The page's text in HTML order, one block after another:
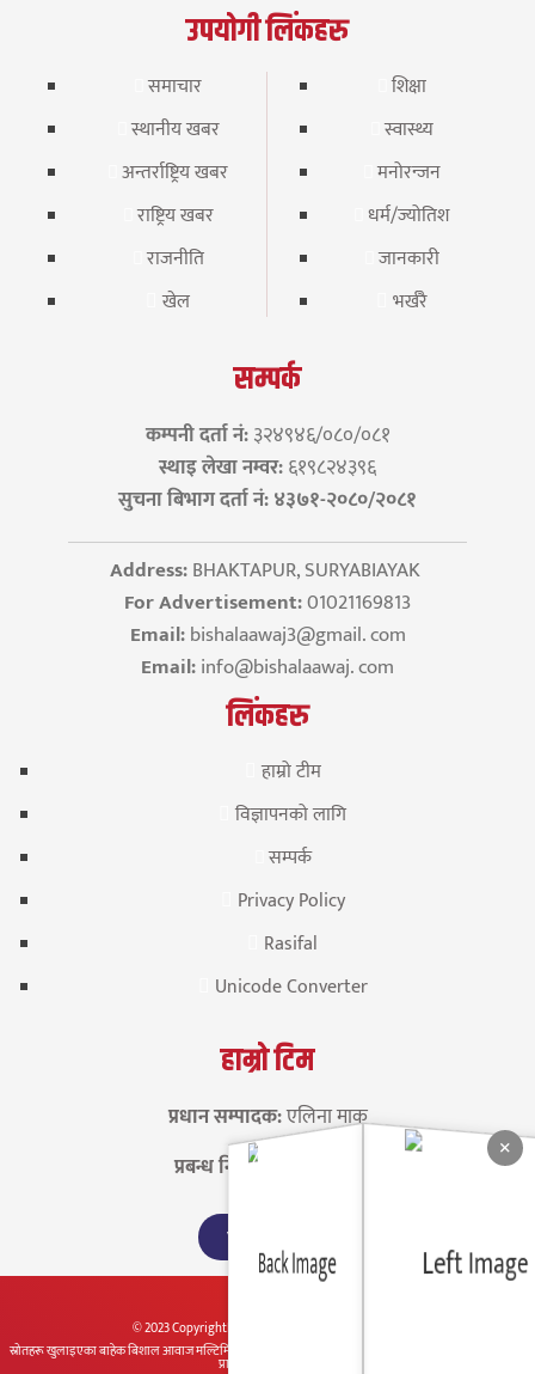
×
उपयोगी लिंकहरु
समाचार
स्थानीय खबर
अन्तर्राष्ट्रिय खबर
राष्ट्रिय खबर
राजनीति
खेल
शिक्षा
स्वास्थ्य
मनोरन्जन
धर्म/ज्योतिश
जानकारी
भर्खरै
सम्पर्क
कम्पनी दर्ता नं:३२४९४६/०८०/०८१
स्थाइ लेखा नम्वर:६१९८२४३९६
सुचना बिभाग दर्ता नं: ४३७१-२०८०/२०८१
Address:BHAKTAPUR, SURYABIAYAK
For Advertisement:01021169813
Email:bishalaawaj3@gmail. com
Email:info@bishalaawaj. com
लिंकहरु
हाम्रो टीम
विज्ञापनको लागि
सम्पर्क
Privacy Policy
Rasifal
Unicode Converter
हाम्रो टिम
प्रधान सम्पादक:एलिना माक
प्रबन्ध निर्देशक:
View Team
© 2023 CopyrightBishal Aawaj | All rights reserved.
स्रोतहरू खुलाइएका बाहेक बिशाल आवाज मल्टिमिडिया प्रा.लि प्रकाशित सम्पूर्ण सामग्रीहरू बिशाल आवाज मल्टिमिडिया
प्रा.लि का सम्पत्ति हुन् ।